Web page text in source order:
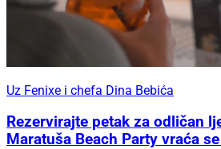
Uz Fenixe i chefa Dina Bebića
Rezervirajte petak za odličan
Maratuša Beach Party vraća